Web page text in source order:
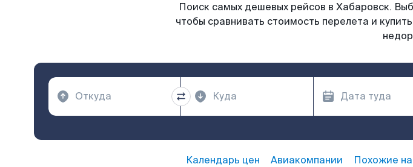
Поиск самых дешевых рейсов в Хабаровск.
чтобы сравнивать стоимость перелета и
Календарь цен Авиакомпании Похожие